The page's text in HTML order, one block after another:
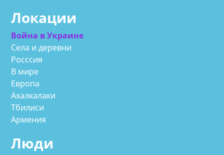
Локации
Война в Украине
Села и деревни
Росссия
В мире
Европа
Ахалкалаки
Тбилиси
Армения
Люди